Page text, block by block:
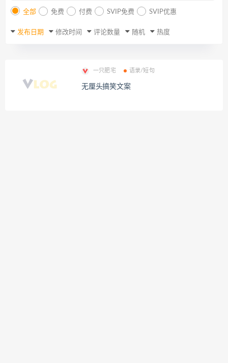
全部 免费 付费 SVIP免费 SVIP优惠
发布日期 修改时间 评论数量 随机 热度
一只肥宅 语录/短句
无厘头搞笑文案